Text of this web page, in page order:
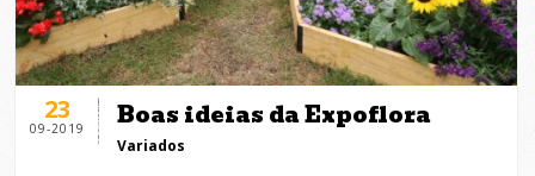
23
09-2019 Boas ideias da Expoflora
Variados